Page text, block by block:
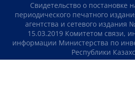
Свидетельство о постановке
периодического печатного
агентства и сетевого
15.03.2019 Комитетом связи,
информации Министерства по
Республики